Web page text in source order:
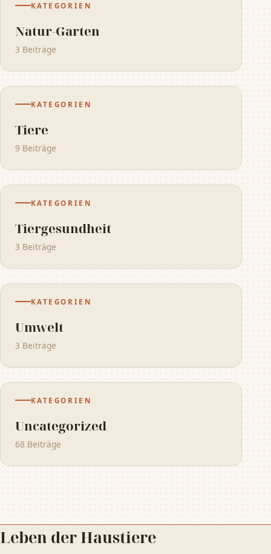
KATEGORIEN
Natur-Garten
3 Beiträge
KATEGORIEN
Tiere
9 Beiträge
KATEGORIEN
Tiergesundheit
3 Beiträge
KATEGORIEN
Umwelt
3 Beiträge
KATEGORIEN
Uncategorized
68 Beiträge
Leben der Haustiere